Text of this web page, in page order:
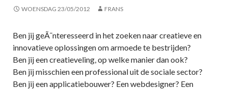
WOENSDAG 23/05/2012 FRANS
Ben jij geÃ¯nteresseerd in het zoeken naar creatieve en
innovatieve oplossingen om armoede te bestrijden?
Ben jij een creatieveling, op welke manier dan ook?
Ben jij misschien een professional uit de sociale sector?
Ben jij een applicatiebouwer? Een webdesigner? Een